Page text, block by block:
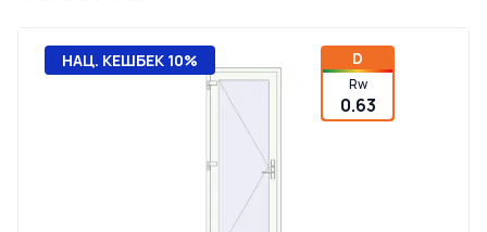
НАЦ. КЕШБЕК 10% D
Rw
0.63